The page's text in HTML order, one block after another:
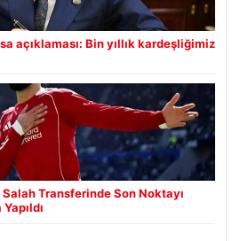
açıklaması: Bin yıllık kardeşliğimiz
Transferinde Son Noktayı